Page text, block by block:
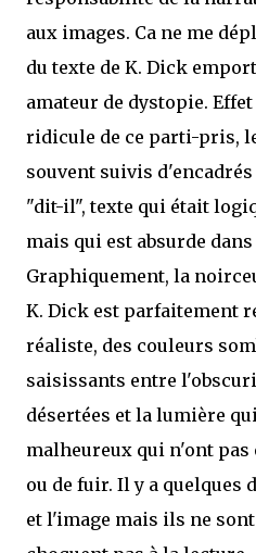
aux images. Ca ne me
du texte de K. Dick
amateur de dystopie.
ridicule de ce parti-pris,
souvent suivis
"dit-il", texte qui était
mais qui est absurde dans
Graphiquement, la
K. Dick est parfaitement
réaliste, des couleurs
saisissants entre
désertées et la lumière
malheureux qui n'ont pas
ou de fuir. Il y a quelques
et l'image mais ils ne